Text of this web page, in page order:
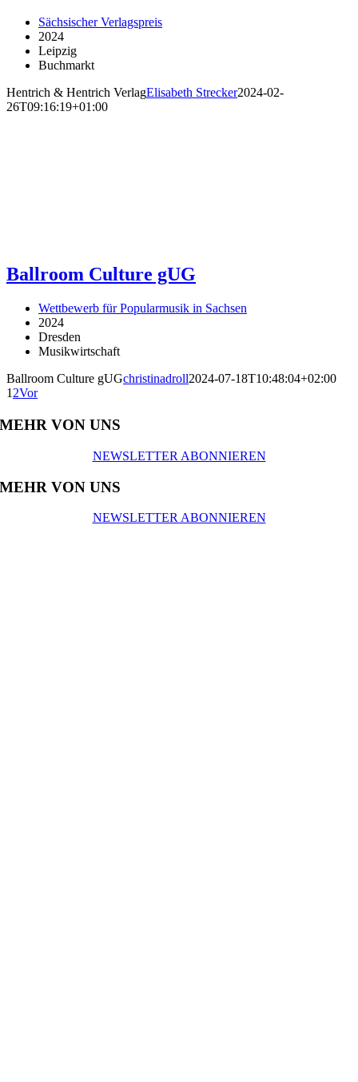
Sächsischer Verlagspreis
2024
Leipzig
Buchmarkt
Hentrich & Hentrich VerlagElisabeth Strecker2024-02-
26T09:16:19+01:00
Ballroom Culture gUG
Wettbewerb für Popularmusik in Sachsen
2024
Dresden
Musikwirtschaft
Ballroom Culture gUGchristinadroll2024-07-18T10:48:04+02:00
1 2Vor
MEHR VON UNS
NEWSLETTER ABONNIEREN
MEHR VON UNS
NEWSLETTER ABONNIEREN